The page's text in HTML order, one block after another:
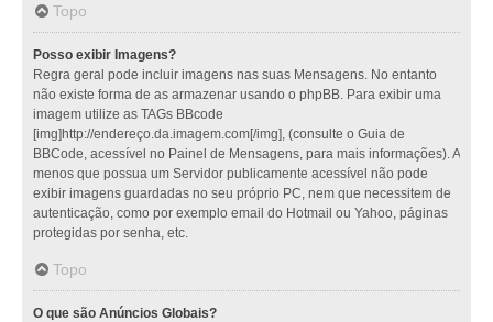
Topo
Posso exibir Imagens?
Regra geral pode incluir imagens nas suas Mensagens. No entanto
não existe forma de as armazenar usando o phpBB. Para exibir uma
imagem utilize as TAGs BBcode
[img]http://endereço.da.imagem.com[/img], (consulte o Guia de
BBCode, acessível no Painel de Mensagens, para mais informações). A
menos que possua um Servidor publicamente acessível não pode
exibir imagens guardadas no seu próprio PC, nem que necessitem de
autenticação, como por exemplo email do Hotmail ou Yahoo, páginas
protegidas por senha, etc.
Topo
O que são Anúncios Globais?